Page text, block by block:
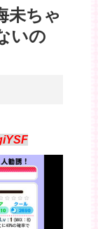
未ちゃ
いの